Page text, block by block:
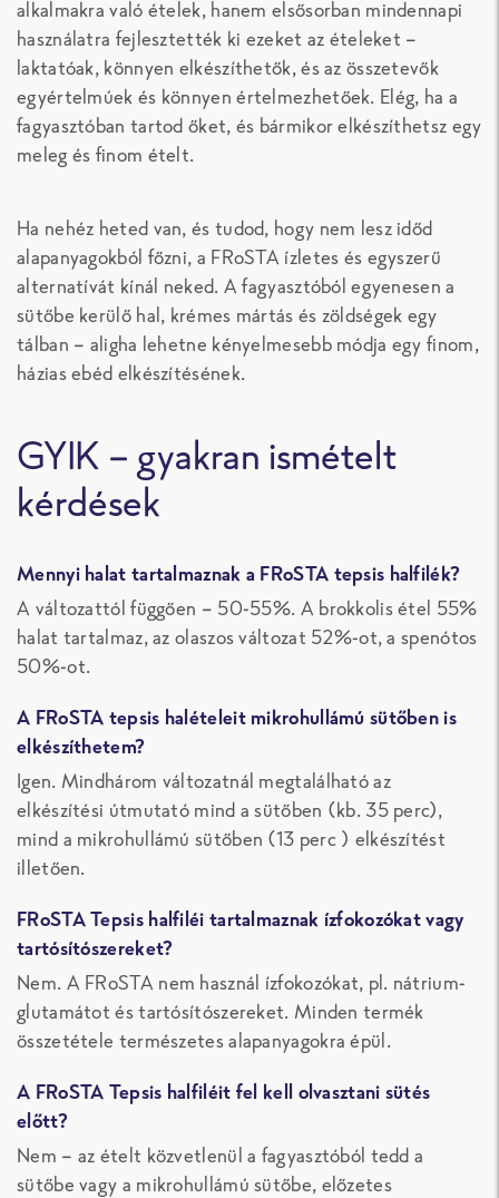
alkalmakra való ételek, hanem elsősorban mindennapi
használatra fejlesztették ki ezeket az ételeket –
laktatóak, könnyen elkészíthetők, és az összetevők
egyértelmúek és könnyen értelmezhetőek. Elég, ha a
fagyasztóban tartod őket, és bármikor elkészíthetsz egy
meleg és finom ételt.
Ha nehéz heted van, és tudod, hogy nem lesz időd
alapanyagokból főzni, a FRoSTA ízletes és egyszerű
alternatívát kínál neked. A fagyasztóból egyenesen a
sütőbe kerülő hal, krémes mártás és zöldségek egy
tálban – aligha lehetne kényelmesebb módja egy finom,
házias ebéd elkészítésének.
GYIK – gyakran ismételt
kérdések
Mennyi halat tartalmaznak a FRoSTA tepsis halfilék?
A változattól függően – 50-55%. A brokkolis étel 55%
halat tartalmaz, az olaszos változat 52%-ot, a spenótos
50%-ot.
A FRoSTA tepsis halételeit mikrohullámú sütőben is
elkészíthetem?
Igen. Mindhárom változatnál megtalálható az
elkészítési útmutató mind a sütőben (kb. 35 perc),
mind a mikrohullámú sütőben (13 perc ) elkészítést
illetően.
FRoSTA Tepsis halfiléi tartalmaznak ízfokozókat vagy
tartósítószereket?
Nem. A FRoSTA nem használ ízfokozókat, pl. nátrium-
glutamátot és tartósítószereket. Minden termék
összetétele természetes alapanyagokra épül.
A FRoSTA Tepsis halfiléit fel kell olvasztani sütés
előtt?
Nem – az ételt közvetlenül a fagyasztóból tedd a
sütőbe vagy a mikrohullámú sütőbe, előzetes